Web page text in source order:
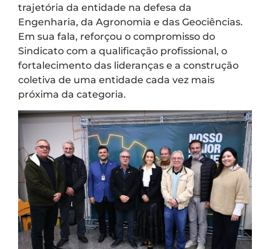
trajetória da entidade na defesa da
Engenharia, da Agronomia e das Geociências.
Em sua fala, reforçou o compromisso do
Sindicato com a qualificação profissional, o
fortalecimento das lideranças e a construção
coletiva de uma entidade cada vez mais
próxima da categoria.